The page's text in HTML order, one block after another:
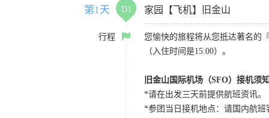
第1天 D1 家园【飞机】旧金山
行程
您愉快的旅程将从您抵达著名的
（入住时间是15:00）。
旧金山国际机场（SFO）接机须
*请在出发三天前提供航班资讯。
*参团当日接机地点：请国内航班